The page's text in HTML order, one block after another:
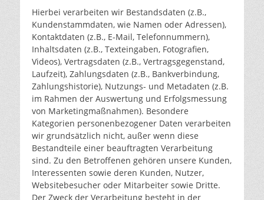
Hierbei verarbeiten wir Bestandsdaten (z.B.,
Kundenstammdaten, wie Namen oder Adressen),
Kontaktdaten (z.B., E-Mail, Telefonnummern),
Inhaltsdaten (z.B., Texteingaben, Fotografien,
Videos), Vertragsdaten (z.B., Vertragsgegenstand,
Laufzeit), Zahlungsdaten (z.B., Bankverbindung,
Zahlungshistorie), Nutzungs- und Metadaten (z.B.
im Rahmen der Auswertung und Erfolgsmessung
von Marketingmaßnahmen). Besondere
Kategorien personenbezogener Daten verarbeiten
wir grundsätzlich nicht, außer wenn diese
Bestandteile einer beauftragten Verarbeitung
sind. Zu den Betroffenen gehören unsere Kunden,
Interessenten sowie deren Kunden, Nutzer,
Websitebesucher oder Mitarbeiter sowie Dritte.
Der Zweck der Verarbeitung besteht in der